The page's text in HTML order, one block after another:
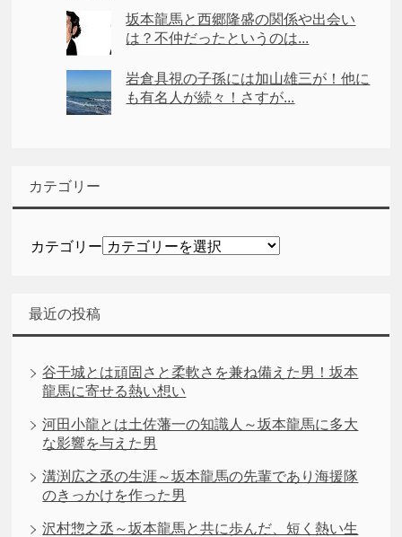
坂本龍馬と西郷隆盛の関係や出会い
は？不仲だったというのは...
岩倉具視の子孫には加山雄三が！他に
も有名人が続々！さすが...
カテゴリー
カテゴリー
最近の投稿
谷干城とは頑固さと柔軟さを兼ね備えた男！坂本
龍馬に寄せる熱い想い
河田小龍とは土佐藩一の知識人～坂本龍馬に多大
な影響を与えた男
溝渕広之丞の生涯～坂本龍馬の先輩であり海援隊
のきっかけを作った男
沢村惣之丞～坂本龍馬と共に歩んだ、短く熱い生